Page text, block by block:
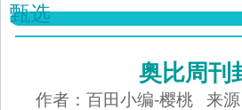
甄选
奥比周刊
作者：百田小编-樱桃 来